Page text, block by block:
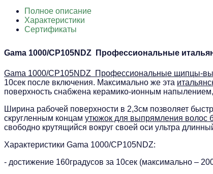
Полное описание
Характеристики
Сертификаты
Gama 1000/CP105NDZ Профессиональные
Gama 1000/CP105NDZ Профессиональные щипцы-
10сек после включения. Максимально же эта
поверхность снабжена керамико-ионным
Ширина рабочей поверхности в 2,3см позволяет
скругленным концам утюжок для выпрямления волос
свободно крутящийся вокруг своей оси ультра
Характеристики Gama 1000/CP105NDZ:
- достижение 160градусов за 10сек (максимально –